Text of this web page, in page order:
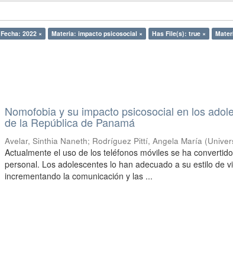
Fecha: 2022 × Materia: impacto psicosocial × Has File(s): true ×
Nomofobia y su impacto psicosocial en los
de la República de Panamá
Avelar, Sinthia Naneth; Rodríguez Pittí, Angela María (
Actualmente el uso de los teléfonos móviles se ha
personal. Los adolescentes lo han adecuado a su estilo de
incrementando la comunicación y las ...